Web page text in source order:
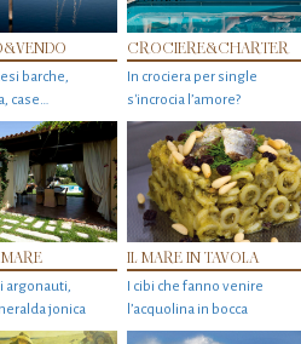
barche,
case…
CROCIERE&CHARTER
In crociera per single
s'incrocia l’amore?
argonauti,
jonica
IL MARE IN TAVOLA
I cibi che fanno venire
l’acquolina in bocca